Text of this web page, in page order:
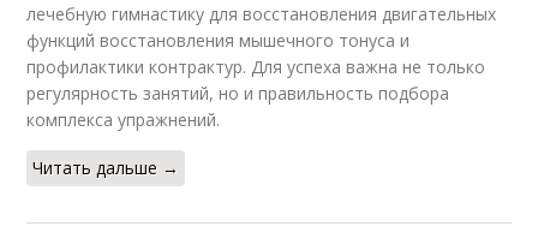
лечебную гимнастику для восстановления двигательных
функций восстановления мышечного тонуса и
профилактики контрактур. Для успеха важна не только
регулярность занятий, но и правильность подбора
комплекса упражнений.
Читать дальше →